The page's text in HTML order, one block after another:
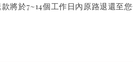
將於7~14個工作日內原路退還至您